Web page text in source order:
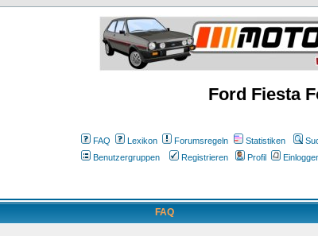
Ford Fiesta
FAQ Lexikon Forumsregeln Statistiken
Benutzergruppen
Registrieren Profil
FAQ